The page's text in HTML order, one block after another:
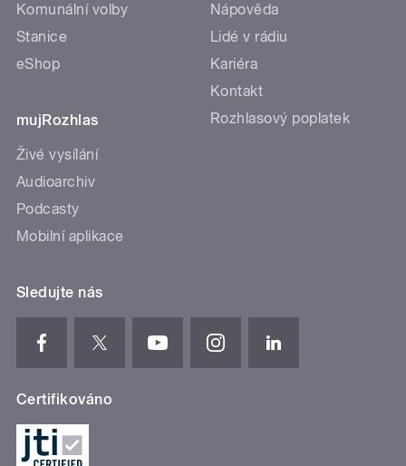
Komunální volby
Stanice
eShop
mujRozhlas
Živé vysílání
Audioarchiv
Podcasty
Mobilní aplikace
Nápověda
Lidé v rádiu
Kariéra
Kontakt
Rozhlasový poplatek
Sledujte nás
Certifikováno